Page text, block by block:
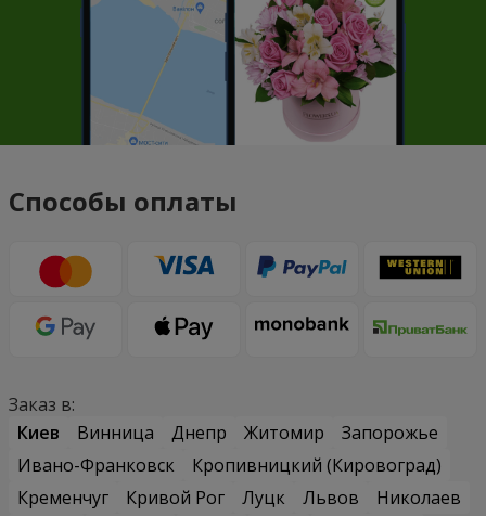
Способы оплаты
Заказ в:
Киев
Винница Днепр Житомир
Запорожье
Ивано-Франковск
Кропивницкий (Кировоград)
Кременчуг
Кривой Рог Луцк Львов
Николаев